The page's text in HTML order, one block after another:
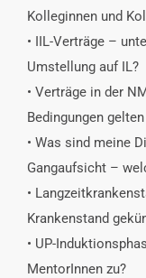
Kolleginnen und
• IIL-Verträge –
Umstellung auf IL?
• Verträge in der
Bedingungen
• Was sind meine
Gangaufsicht –
•
Krankenstand
• UP-
MentorInnen zu?